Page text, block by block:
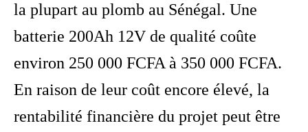
la plupart au plomb au Sénégal. Une
batterie 200Ah 12V de qualité coûte
environ 250 000 FCFA à 350 000 FCFA.
En raison de leur coût encore élevé, la
rentabilité financière du projet peut être